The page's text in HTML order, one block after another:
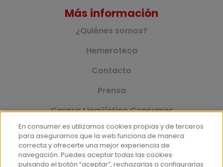
Más información
¿Quiénes somos?
Hemeroteca
Contacto
Prensa
Corpus Lingüístico Consumer
© Fundación EROSKI
Aviso legalPolíticas de privacidad
En consumer.es utilizamos cookies propias y de terceros
para asegurarnos que la web funciona de manera
correcta y ofrecerte una mejor experiencia de
navegación. Puedes aceptar todas las cookies
pulsando el botón “aceptar”, rechazarlas o configurarlas